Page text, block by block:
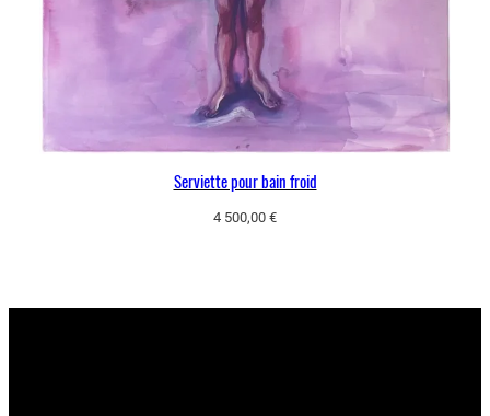
Serviette pour bain froid
4 500,00 €